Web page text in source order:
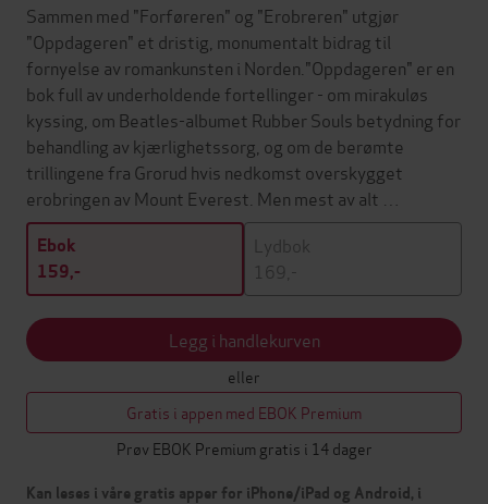
Sammen med "Forføreren" og "Erobreren" utgjør
"Oppdageren" et dristig, monumentalt bidrag til
fornyelse av romankunsten i Norden."Oppdageren" er en
bok full av underholdende fortellinger - om mirakuløs
kyssing, om Beatles-albumet Rubber Souls betydning for
behandling av kjærlighetssorg, og om de berømte
trillingene fra Grorud hvis nedkomst overskygget
erobringen av Mount Everest. Men mest av alt …
Ebok
159,-
Lydbok
169,-
Legg i handlekurven
eller
Gratis i appen med EBOK Premium
Prøv EBOK Premium gratis i 14 dager
Kan leses i våre gratis apper for iPhone/iPad og Android, i